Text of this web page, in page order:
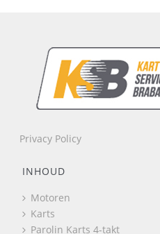
Privacy Policy
INHOUD
Motoren
Karts
Parolin Karts 4-takt